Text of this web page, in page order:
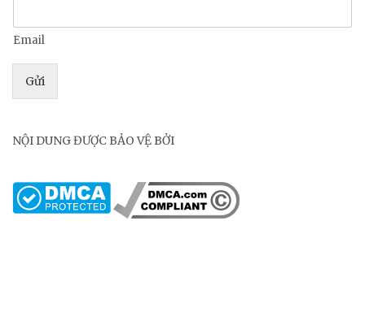
Email
Gửi
NỘI DUNG ĐƯỢC BẢO VỆ BỞI